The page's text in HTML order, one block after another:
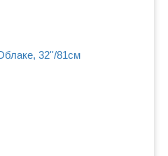
32''/81см